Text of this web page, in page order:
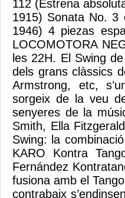
112 (Estrena
1915) Sonata No.
1946) 4 piezas
LOCOMOTORA
les 22H. El Swing
dels grans clàssics
Armstrong, etc,
sorgeix de la veu
senyeres de la
Smith, Ella
Swing: la
KARO Kontra
Fernández
fusiona amb el
contrabaix